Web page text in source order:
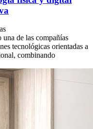
una de las compañías
tecnológicas orientadas a
combinando